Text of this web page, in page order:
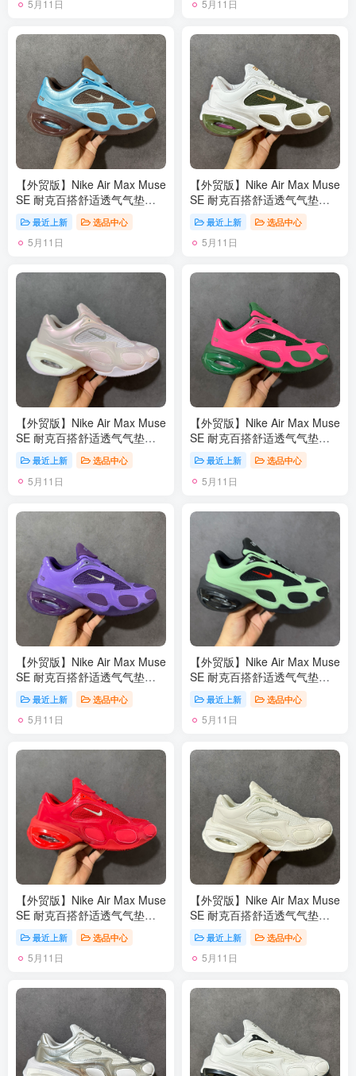
5月11日 5月11日
【外贸版】Nike Air Max Muse
SE 耐克百搭舒适透气气垫休
闲跑步鞋 FV1920 尺码：36-
45 最近上新 选品中心
5月11日
【外贸版】Nike Air Max Muse
SE 耐克百搭舒适透气气垫休
闲跑步鞋 FV1920 尺码：36-
45 最近上新 选品中心
5月11日
【外贸版】Nike Air Max Muse
SE 耐克百搭舒适透气气垫休
闲跑步鞋 FV1920 尺码：36-
45 最近上新 选品中心
5月11日
【外贸版】Nike Air Max Muse
SE 耐克百搭舒适透气气垫休
闲跑步鞋 FV1920 尺码：36-
45 最近上新 选品中心
5月11日
【外贸版】Nike Air Max Muse
SE 耐克百搭舒适透气气垫休
闲跑步鞋 FV1920 尺码：36-
45 最近上新 选品中心
5月11日
【外贸版】Nike Air Max Muse
SE 耐克百搭舒适透气气垫休
闲跑步鞋 FV1920 尺码：36-
45 最近上新 选品中心
5月11日
【外贸版】Nike Air Max Muse
SE 耐克百搭舒适透气气垫休
闲跑步鞋 FV1920 尺码：36-
45 最近上新 选品中心
5月11日
【外贸版】Nike Air Max Muse
SE 耐克百搭舒适透气气垫休
闲跑步鞋 FV1920 尺码：36-
45 最近上新 选品中心
5月11日